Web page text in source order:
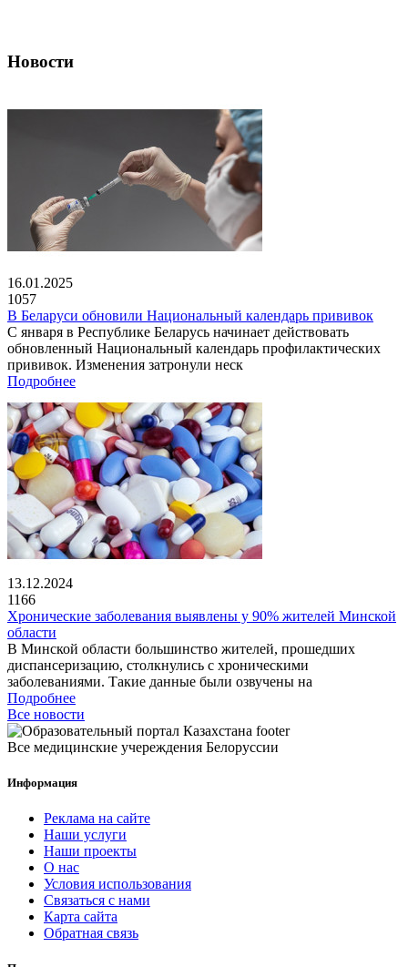
Новости
16.01.2025
1057
В Беларуси обновили Национальный календарь прививок
С января в Республике Беларусь начинает действовать
обновленный Национальный календарь профилактических
прививок. Изменения затронули неск
Подробнее
13.12.2024
1166
Хронические заболевания выявлены у 90% жителей Минской
области
В Минской области большинство жителей, прошедших
диспансеризацию, столкнулись с хроническими
заболеваниями. Такие данные были озвучены на
Подробнее
Все новости
Все медицинские учереждения Белоруссии
Информация
Реклама на сайте
Наши услуги
Наши проекты
О нас
Условия использования
Связаться с нами
Карта сайта
Обратная связь